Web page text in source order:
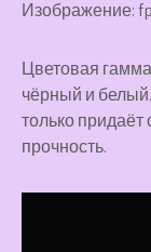
Изображение:
Цветовая
чёрный и
только
прочность.